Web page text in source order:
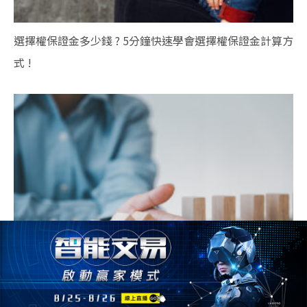
選擇權保證金多少錢 ? 5分鐘快速學會選擇權保證金計算方
式 !